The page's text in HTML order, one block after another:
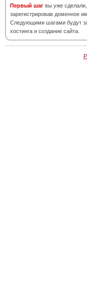
Первый шаг вы уже сделали,
зарегистрировав доменное
Следующими шагами будут
хостинга и создание сайта.